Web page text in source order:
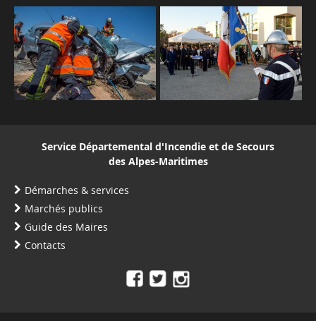
Service Départemental d'Incendie et de Secours
des Alpes-Maritimes
Démarches & services
Marchés publics
Guide des Maires
Contacts